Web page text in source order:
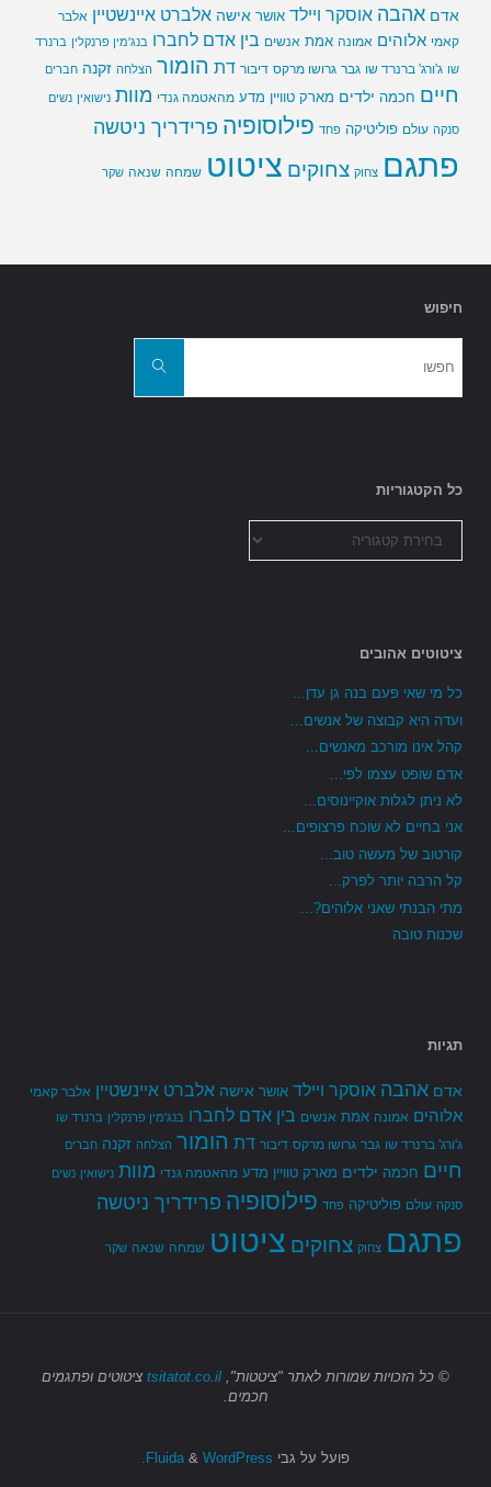
אדם אהבה אוסקר ויילד אושר אישה אלברט איינשטיין אלבר
קאמי אלוהים אמונה אמת אנשים בין אדם לחברו בנג'מין פרנקלין ברנרד
שו ג'ורג' ברנרד שו גבר גרושו מרקס דיבור דת הומור הצלחה זקנה חברים
חיים חכמה ילדים מארק טוויין מדע מהאטמה גנדי מוות נישואין נשים
סנקה עולם פוליטיקה פחד פילוסופיה פרידריך ניטשה
פתגם צחוק צחוקים ציטוט שמחה שנאה שקר
חיפוש
חפשו
כל הקטגוריות
הקטגוריות
ציטוטים אהובים
כל מי שאי פעם בנה גן עדן...
ועדה היא קבוצה של אנשים...
קהל אינו מורכב מאנשים...
אדם שופט עצמו לפי...
לא ניתן לגלות אוקיינוסים...
אני בחיים לא שוכח פרצופים...
קורטוב של מעשה טוב...
קל הרבה יותר לפרק...
מתי הבנתי שאני אלוהים?...
שכנות טובה
תגיות
אדם אהבה אוסקר ויילד אושר אישה אלברט איינשטיין אלבר קאמי
אלוהים אמונה אמת אנשים בין אדם לחברו בנג'מין פרנקלין ברנרד שו
ג'ורג' ברנרד שו גבר גרושו מרקס דיבור דת הומור הצלחה זקנה חברים
חיים חכמה ילדים מארק טוויין מדע מהאטמה גנדי מוות נישואין נשים
סנקה עולם פוליטיקה פחד פילוסופיה פרידריך ניטשה
פתגם צחוק צחוקים ציטוט שמחה שנאה שקר
© כל הזכויות שמורות לאתר "ציטטות", tsitatot.co.il ציטוטים ופתגמים
חכמים.
פועל על גבי & WordPress.